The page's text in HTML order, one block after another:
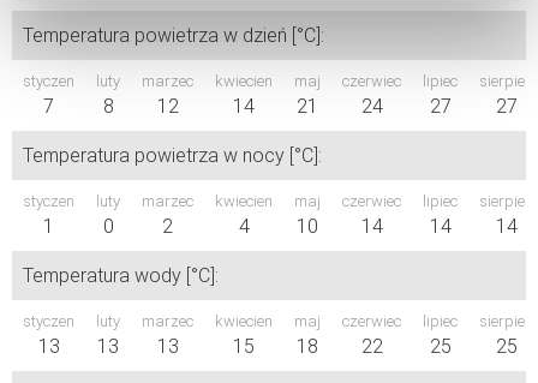
Temperatura powietrza w dzień [°C]:
styczen
7
luty
8
marzec
12
kwiecien
14
maj
21
czerwiec
24
lipiec
27
sierpień
27
Temperatura powietrza w nocy [°C]:
styczen
1
luty
0
marzec
2
kwiecien
4
maj
10
czerwiec
14
lipiec
14
sierpień
14
Temperatura wody [°C]:
styczen
13
luty
13
marzec
13
kwiecien
15
maj
18
czerwiec
22
lipiec
25
sierpień
25